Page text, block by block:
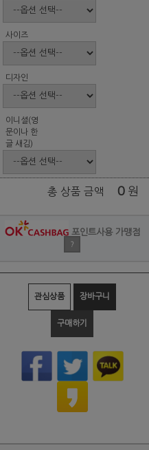
사이즈
디자인
이니셜(영
문이나 한
글 새김)
총 상품 금액 0 원
포인트사용 가맹점
?
관심상품 장바구니
구매하기